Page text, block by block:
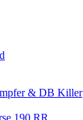
& DB Killer
190 RR